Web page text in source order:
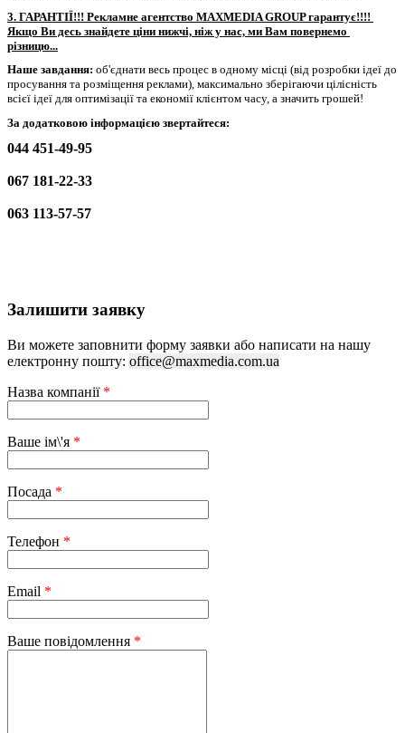
3. ГАРАНТІЇ!!! Рекламне агентство MAXMEDIA GROUP гарантує!!!!
Якщо Ви десь знайдете ціни нижчі, ніж у нас, ми Вам повернемо
різницю...
Наше завдання: об'єднати весь процес в одному місці (від розробки ідеї до
просування та розміщення реклами), максимально зберігаючи цілісність
всієї ідеї для оптимізації та економії клієнтом часу, а значить грошей!
За додатковою інформацією звертайтеся:
044 451-49-95
067 181-22-33
063 113-57-57
Залишити заявку
Ви можете заповнити форму заявки або написати на нашу
електронну пошту: office@maxmedia.com.ua
Назва компанії *
Ваше ім\'я *
Посада *
Телефон *
Email *
Ваше повідомлення *